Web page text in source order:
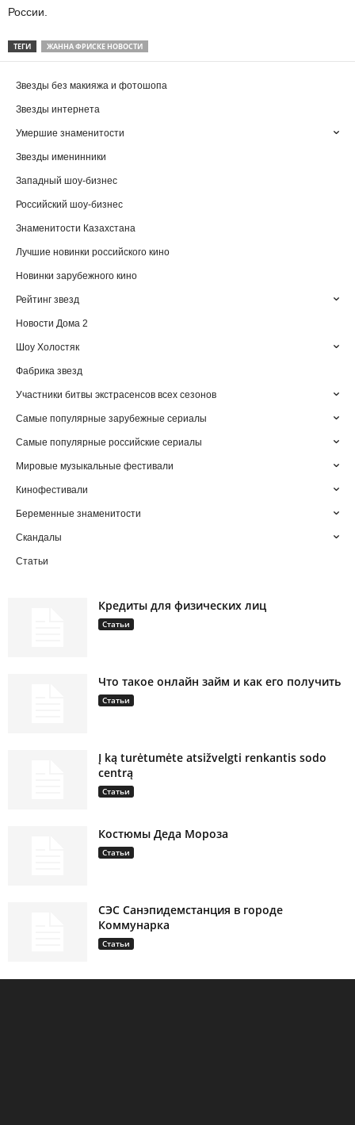
России.
ТЕГИ ЖАННА ФРИСКЕ НОВОСТИ
Звезды без макияжа и фотошопа
Звезды интернета
Умершие знаменитости
Звезды именинники
Западный шоу-бизнес
Российский шоу-бизнес
Знаменитости Казахстана
Лучшие новинки российского кино
Новинки зарубежного кино
Рейтинг звезд
Новости Дома 2
Шоу Холостяк
Фабрика звезд
Участники битвы экстрасенсов всех сезонов
Самые популярные зарубежные сериалы
Самые популярные российские сериалы
Мировые музыкальные фестивали
Кинофестивали
Беременные знаменитости
Скандалы
Статьи
Кредиты для физических лиц
Статьи
Что такое онлайн займ и как его получить
Статьи
Į ką turėtumėte atsižvelgti renkantis sodo
centrą
Статьи
Костюмы Деда Мороза
Статьи
СЭС Санэпидемстанция в городе
Коммунарка
Статьи